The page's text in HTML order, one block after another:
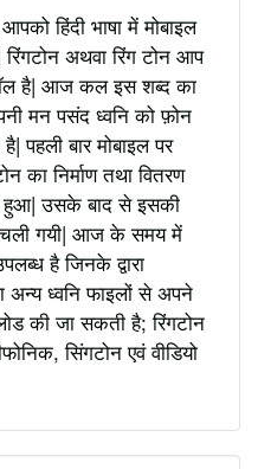
हिंदी भाषा में मोबाइल
अथवा रिंग टोन आप
है| आज कल इस शब्द का
मन पसंद ध्वनि को फ़ोन
पहली बार मोबाइल पर
का निर्माण तथा वितरण
उसके बाद से इसकी
चली गयी| आज के समय में
है जिनके द्वारा
अन्य ध्वनि फाइलों से अपने
की जा सकती है; रिंगटोन
सिंगटोन एवं वीडियो